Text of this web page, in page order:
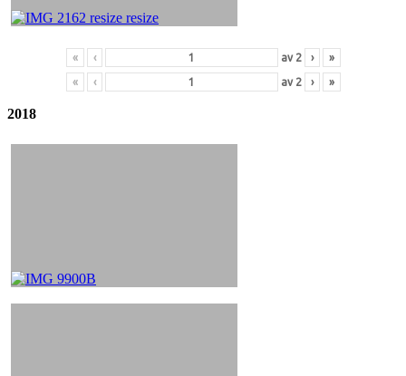
« ‹ av 2 › »
« ‹ av 2 › »
2018